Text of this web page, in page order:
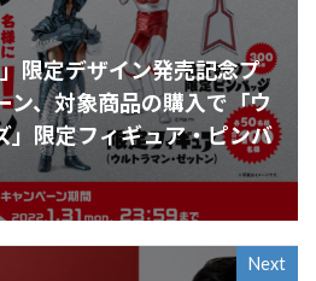
限定デザイン発売記念プ
ン、対象商品の購入で「ウ
」限定フィギュア・ピンバ
Next